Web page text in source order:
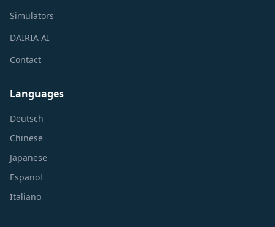
Simulators
DAIRIA AI
Contact
Languages
Deutsch
Chinese
Japanese
Espanol
Italiano